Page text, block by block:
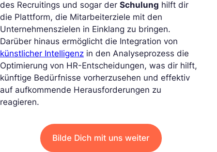
des Recruitings und sogar der Schulung hilft dir
die Plattform, die Mitarbeiterziele mit den
Unternehmenszielen in Einklang zu bringen.
Darüber hinaus ermöglicht die Integration von
künstlicher Intelligenz in den Analyseprozess die
Optimierung von HR-Entscheidungen, was dir hilft,
künftige Bedürfnisse vorherzusehen und effektiv
auf aufkommende Herausforderungen zu
reagieren.
Bilde Dich mit uns weiter